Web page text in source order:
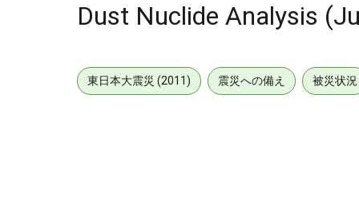
Dust Nuclide Analysis
東日本大震災 (2011) 震災への備え 被災状況